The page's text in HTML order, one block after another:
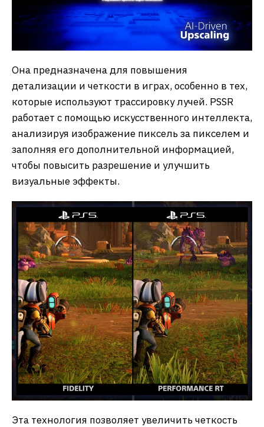
Она предназначена для повышения
детализации и четкости в играх, особенно в тех,
которые используют трассировку лучей. PSSR
работает с помощью искусственного интеллекта,
анализируя изображение пиксель за пикселем и
заполняя его дополнительной информацией,
чтобы повысить разрешение и улучшить
визуальные эффекты.
Эта технология позволяет увеличить четкость